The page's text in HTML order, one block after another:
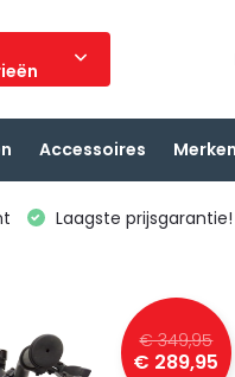
Accessoires Merken
Laagste prijsgarantie!
€ 349,95
€ 289,95